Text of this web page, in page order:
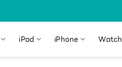
iPad iPhone Watch